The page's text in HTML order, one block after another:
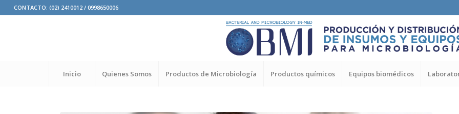
CONTACTO: (02) 2410012 / 0998650006
Inicio Quienes Somos Productos de Microbiología Productos químicos Equipos biomédicos